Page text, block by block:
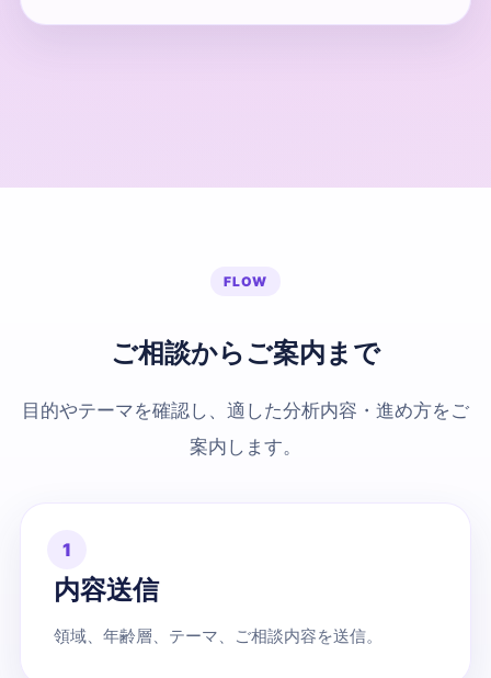
FLOW
ご相談からご案内まで
目的やテーマを確認し、適した分析内容・進め方をご
案内します。
1
内容送信
領域、年齢層、テーマ、ご相談内容を送信。